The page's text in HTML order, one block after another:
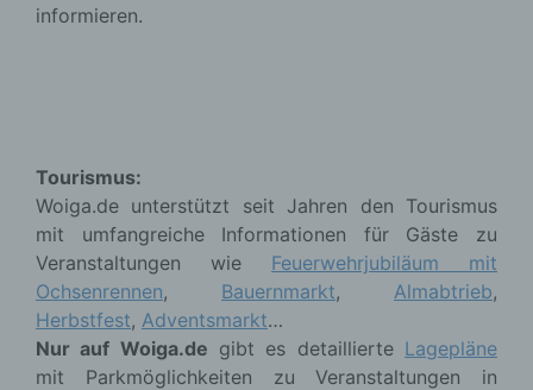
informieren.
Tourismus:
Woiga.de unterstützt seit Jahren den Tourismus
mit umfangreiche Informationen für Gäste zu
Veranstaltungen wie Feuerwehrjubiläum mit
Ochsenrennen, Bauernmarkt, Almabtrieb,
Herbstfest, Adventsmarkt…
Nur auf Woiga.de gibt es detaillierte Lagepläne
mit Parkmöglichkeiten zu Veranstaltungen in